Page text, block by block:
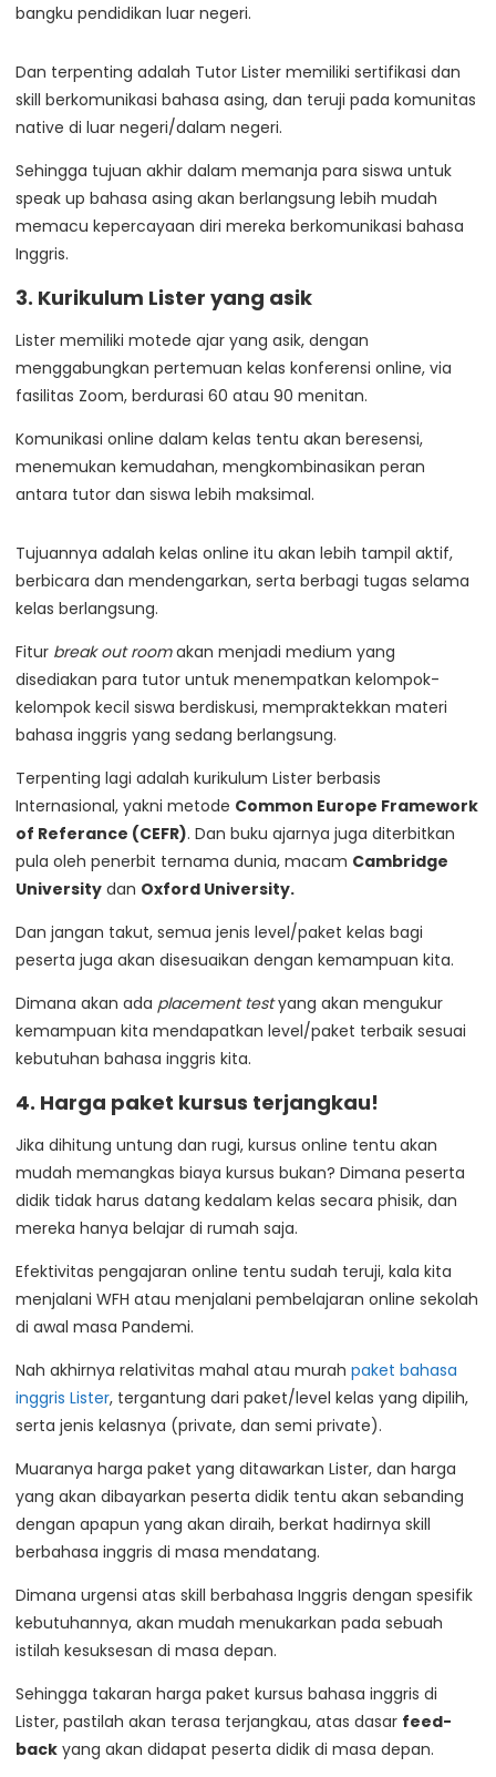
bangku pendidikan luar negeri.
Dan terpenting adalah Tutor Lister memiliki sertifikasi dan
skill berkomunikasi bahasa asing, dan teruji pada komunitas
native di luar negeri/dalam negeri.
Sehingga tujuan akhir dalam memanja para siswa untuk
speak up bahasa asing akan berlangsung lebih mudah
memacu kepercayaan diri mereka berkomunikasi bahasa
Inggris.
3. Kurikulum Lister yang asik
Lister memiliki motede ajar yang asik, dengan
menggabungkan pertemuan kelas konferensi online, via
fasilitas Zoom, berdurasi 60 atau 90 menitan.
Komunikasi online dalam kelas tentu akan beresensi,
menemukan kemudahan, mengkombinasikan peran
antara tutor dan siswa lebih maksimal.
Tujuannya adalah kelas online itu akan lebih tampil aktif,
berbicara dan mendengarkan, serta berbagi tugas selama
kelas berlangsung.
Fitur break out roomakan menjadi medium yang
disediakan para tutor untuk menempatkan kelompok-
kelompok kecil siswa berdiskusi, mempraktekkan materi
bahasa inggris yang sedang berlangsung.
Terpenting lagi adalah kurikulum Lister berbasis
Internasional, yakni metode Common Europe Framework
of Referance (CEFR). Dan buku ajarnya juga diterbitkan
pula oleh penerbit ternama dunia, macam Cambridge
University dan Oxford University.
Dan jangan takut, semua jenis level/paket kelas bagi
peserta juga akan disesuaikan dengan kemampuan kita.
Dimana akan ada placement testyang akan mengukur
kemampuan kita mendapatkan level/paket terbaik sesuai
kebutuhan bahasa inggris kita.
4. Harga paket kursus terjangkau!
Jika dihitung untung dan rugi, kursus online tentu akan
mudah memangkas biaya kursus bukan? Dimana peserta
didik tidak harus datang kedalam kelas secara phisik, dan
mereka hanya belajar di rumah saja.
Efektivitas pengajaran online tentu sudah teruji, kala kita
menjalani WFH atau menjalani pembelajaran online sekolah
di awal masa Pandemi.
Nah akhirnya relativitas mahal atau murah paket bahasa
inggris Lister, tergantung dari paket/level kelas yang dipilih,
serta jenis kelasnya (private, dan semi private).
Muaranya harga paket yang ditawarkan Lister, dan harga
yang akan dibayarkan peserta didik tentu akan sebanding
dengan apapun yang akan diraih, berkat hadirnya skill
berbahasa inggris di masa mendatang.
Dimana urgensi atas skill berbahasa Inggris dengan spesifik
kebutuhannya, akan mudah menukarkan pada sebuah
istilah kesuksesan di masa depan.
Sehingga takaran harga paket kursus bahasa inggris di
Lister, pastilah akan terasa terjangkau, atas dasar feed-
back yang akan didapat peserta didik di masa depan.